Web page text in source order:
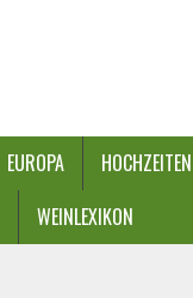
EUROPA HOCHZEITEN
WEINLEXIKON